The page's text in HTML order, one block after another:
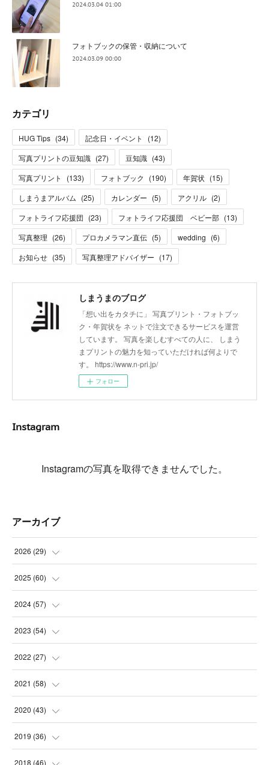
2024.03.04 01:00
フォトブックの保管・収納について
2024.03.09 00:00
カテゴリ
HUG Tips (34) 記念日・イベント (12)
写真プリントの豆知識 (27) 豆知識 (43)
写真プリント
(133) フォトブック (190) 年賀状 (15)
しまうまアルバム (25) カレンダー (5) アクリル (2)
フォトライフ応援団 (23) フォトライフ応援団 ベビー部 (13)
写真整理 (26) プロカメラマン直伝 (5) wedding (6)
お知らせ (35) 写真整理アドバイザー (17)
しまうまのブログ
「想い出をカタチに」 写真プリント・フォトブッ
ク・年賀状を ネットで注文できるサービスを運営
しています。 写真を楽しむすべての人に、 しまう
まプリントの魅力を知っていただければ何よりで
す。 https://www.n-pri.jp/
フォロー
Instagram
Instagramの写真を取得できませんでした。
アーカイブ
2026 (29)
(5
(3
(7
(6
2025 (60)
(3
(3
(3
(2
2024 (57)
(4
(5
(2
(6
2023 (54)
(6
(8
(9
(6
2022 (27)
(1
(3
(3
(4
2021 (58)
(1
(5
(5
2020 (43)
(5
(8
2019 (36)
(3
2018 (46)